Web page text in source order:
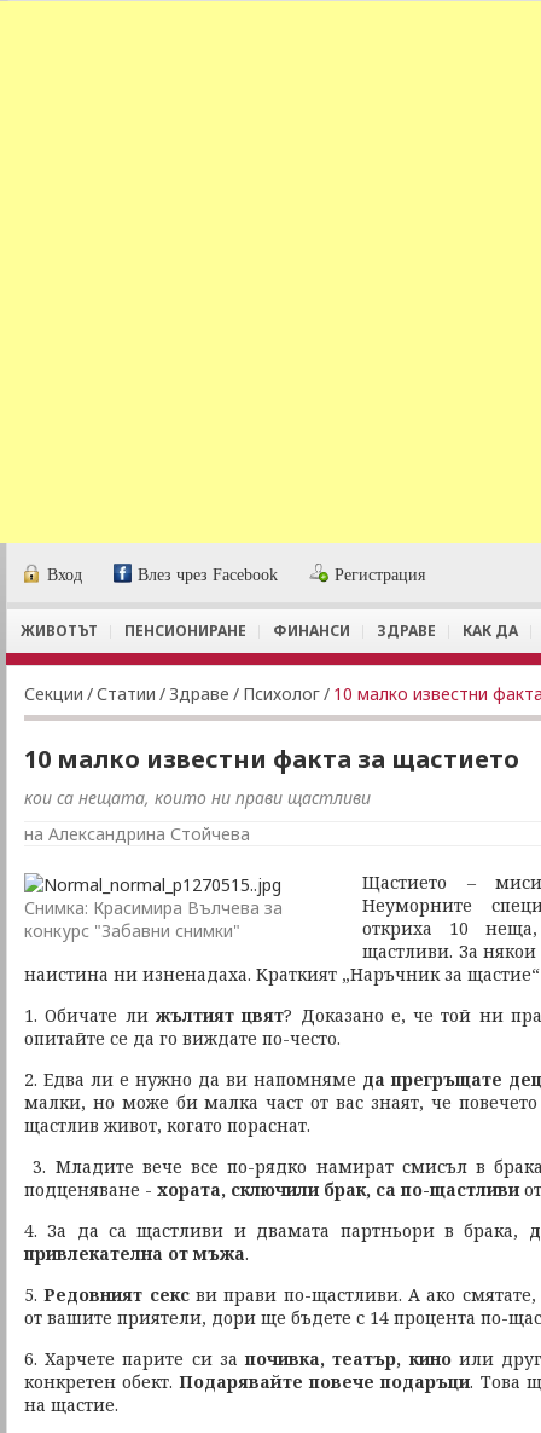
Вход Влез чрез Facebook Регистрация
ЖИВОТЪТ ПЕНСИОНИРАНЕ ФИНАНСИ ЗДРАВЕ КАК ДА
Секции /Статии / Здраве / Психолог/ 10 малко известни
10 малко известни факта за щастието
кои са нещата, които ни прави щастливи
на Александрина Стойчева
Снимка: Красимира Вълчева за
конкурс "Забавни снимки"
Щастието –
Неуморните
откриха 10
щастливи. За
наистина ни изненадаха. Краткият „Наръчник за
1. Обичате ли жълтият цвят? Доказано е, че той ни
опитайте се да го виждате по-често.
2. Едва ли е нужно да ви напомняме да прегръщате
малки, но може би малка част от вас знаят, че
щастлив живот, когато пораснат.
3. Младите вече все по-рядко намират смисъл в
подценяване - хората, сключили брак, са по-щастливи
4. За да са щастливи и двамата партньори в брака,
привлекателна от мъжа.
5.Редовният сексви прави по-щастливи. А ако смятате,
от вашите приятели, дори ще бъдете с 14 процента по-
6. Харчете парите си започивка, театър, киноили
конкретен обект.Подарявайте повече подаръци. Това
на щастие.